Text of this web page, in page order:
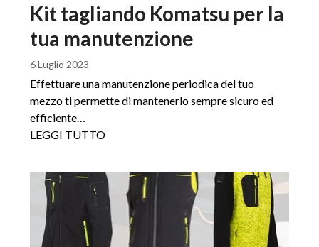
Kit tagliando Komatsu per la
tua manutenzione
6 Luglio 2023
Effettuare una manutenzione periodica del tuo
mezzo ti permette di mantenerlo sempre sicuro ed
efficiente…
LEGGI TUTTO